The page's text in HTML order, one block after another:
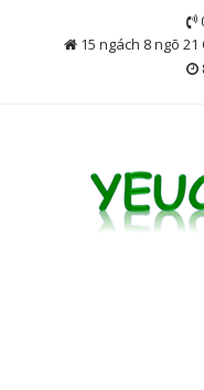
15 ngách 8 ngõ